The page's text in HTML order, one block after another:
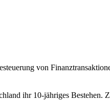
von
ihr 10-jähriges